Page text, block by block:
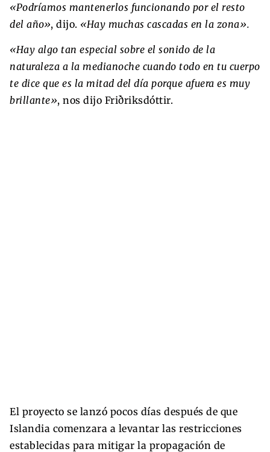
«Podríamos mantenerlos funcionando por el resto
del año», dijo. «Hay muchas cascadas en la zona».
«Hay algo tan especial sobre el sonido de la
naturaleza a la medianoche cuando todo en tu cuerpo
te dice que es la mitad del día porque afuera es muy
brillante», nos dijo Friðriksdóttir.
El proyecto se lanzó pocos días después de que
Islandia comenzara a levantar las restricciones
establecidas para mitigar la propagación de